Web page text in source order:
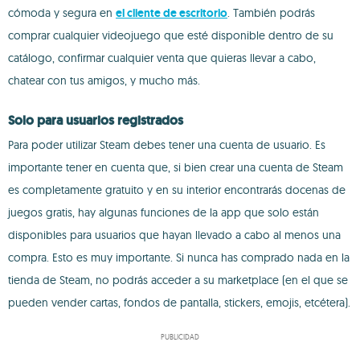
cómoda y segura en el cliente de escritorio. También podrás
comprar cualquier videojuego que esté disponible dentro de su
catálogo, confirmar cualquier venta que quieras llevar a cabo,
chatear con tus amigos, y mucho más.
Solo para usuarios registrados
Para poder utilizar Steam debes tener una cuenta de usuario. Es
importante tener en cuenta que, si bien crear una cuenta de Steam
es completamente gratuito y en su interior encontrarás docenas de
juegos gratis, hay algunas funciones de la app que solo están
disponibles para usuarios que hayan llevado a cabo al menos una
compra. Esto es muy importante. Si nunca has comprado nada en la
tienda de Steam, no podrás acceder a su marketplace (en el que se
pueden vender cartas, fondos de pantalla, stickers, emojis, etcétera).
PUBLICIDAD